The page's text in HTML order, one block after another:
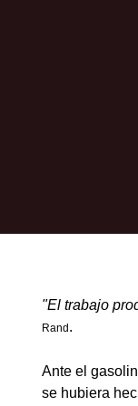
"El trabajo
Rand .
Ante el
se hubiera